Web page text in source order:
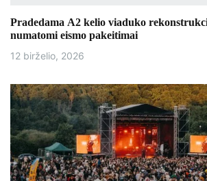
š
ų
Pradedama A2 kelio viaduko
numatomi eismo pakeitimai
12 birželio, 2026